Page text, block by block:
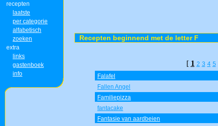
recepten
laatste
per categorie
alfabetisch
zoeken
extra
links
gastenboek
info
Recepten beginnend met de letter F
[ 1 2 3 4 5
Falafel
Fallen Angel
Familiepizza
fantacake
Fantasie van aardbeien